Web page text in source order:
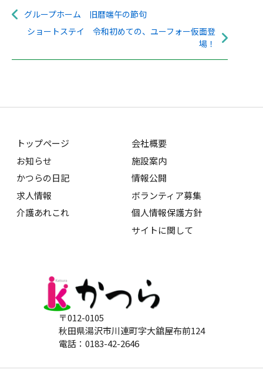
グループホーム 旧暦端午の節句
ショートステイ 令和初めての、ユーフォー仮面登
場！
トップページ
お知らせ
かつらの日記
会社概要
施設案内
情報公開
求人情報
介護あれこれ
ボランティア募集
個人情報保護方針
サイトに関して
〒012-0105
秋田県湯沢市川連町字大舘屋布前124
電話：0183-42-2646